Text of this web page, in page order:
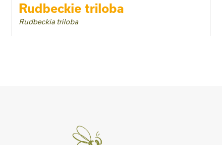
Rudbeckie triloba
Rudbeckia triloba